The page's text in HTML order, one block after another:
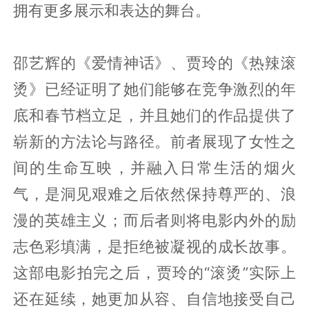
拥有更多展示和表达的舞台。
邵艺辉的《爱情神话》、贾玲的《热辣滚
烫》已经证明了她们能够在竞争激烈的年
底和春节档立足，并且她们的作品提供了
崭新的方法论与路径。前者展现了女性之
间的生命互映，并融入日常生活的烟火
气，是洞见艰难之后依然保持尊严的、浪
漫的英雄主义；而后者则将电影内外的励
志色彩填满，是拒绝被凝视的成长故事。
这部电影拍完之后，贾玲的“滚烫”实际上
还在延续，她更加从容、自信地接受自己